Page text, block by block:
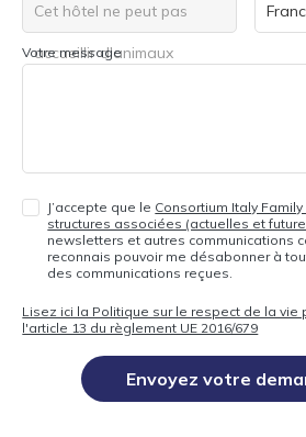
Cet hôtel ne peut pas
accueillir d'animaux
Votre message
J’accepte que le Consortium Italy
structures associées (actuelles et
newsletters et autres communications
reconnais pouvoir me désabonner à
des communications reçues.
Lisez ici la Politique sur le respect de la vie
l'article 13 du règlement UE 2016/679
Envoyez votre